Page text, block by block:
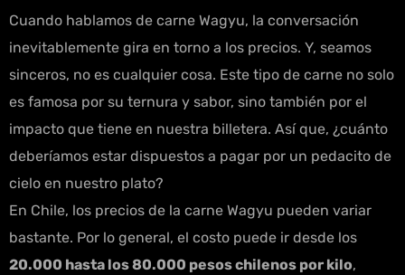
Cuando hablamos de carne Wagyu, la conversación
inevitablemente gira en torno a los precios. Y, seamos
sinceros, no es cualquier cosa. Este tipo de carne no solo
es famosa por su ternura y sabor, sino también por el
impacto que tiene en nuestra billetera. Así que, ¿cuánto
deberíamos estar dispuestos a pagar por un pedacito de
cielo en nuestro plato?
En Chile, los precios de la carne Wagyu pueden variar
bastante. Por lo general, el costo puede ir desde los
20.000 hasta los 80.000 pesos chilenos por kilo,